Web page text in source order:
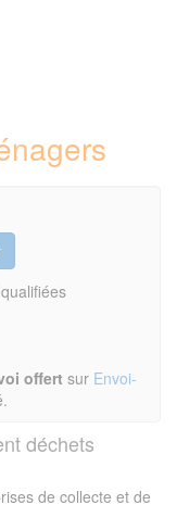
offert sur Envoi-
déchets
de collecte et de